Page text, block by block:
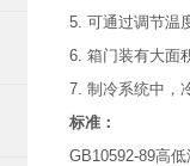
5. 可通过调节温
6. 箱门装有大面
7. 制冷系统中，
标准：
GB10592-89高